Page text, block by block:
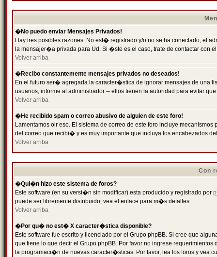
�No puedo enviar Mensajes Privados!
Hay tres posibles razones: No est� registrado y/o no se ha conectado, el
la mensajer�a privada para Ud. Si �ste es el caso, trate de contactar con
Volver arriba
�Recibo constantemente mensajes privados no deseados!
En el futuro ser� agregada la caracter�stica de ignorar mensajes de una
usuarios, informe al administrador -- ellos tienen la autoridad para evitar
Volver arriba
�He recibido spam o correo abusivo de alguien de este foro!
Lamentamos oir eso. El sistema de correo de este foro incluye
del correo que recibi� y es muy importante que incluya los encabezados
Volver arriba
Con
�Qui�n hizo este sistema de foros?
Este software (en su versi�n sin modificar) esta producido y registrado por
puede ser libremente distribuido; vea el enlace para m�s detalles.
Volver arriba
�Por qu� no est� X caracter�stica disponible?
Este software fue escrito y licenciado por el Grupo phpBB. Si cree que
que tiene lo que decir el Grupo phpBB. Por favor no ingrese
la programaci�n de nuevas caracter�sticas. Por favor, lea los foros y vea